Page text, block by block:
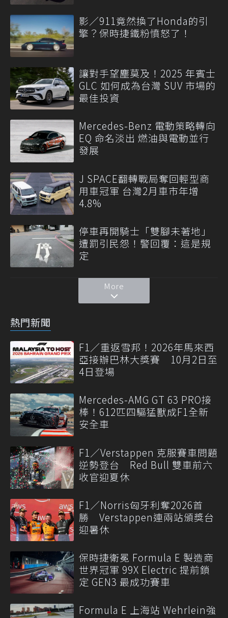
影／911竟然換了Honda的引
擎？保時捷鐵粉憤怒了！
讓對手望塵莫及！2025 年賓士
GLC 如何成為台灣 SUV 市場的
最佳投資
Mercedes-Benz 電動策略轉向
EQ 命名淡出 燃油與電動並行
發展
J SPACE翻轉戰局奪回輕型商
用車冠軍 台灣2月車市年增
4.8%
停車再開騎士「雙腳未著地」
遭罰引民怨！警回覆：這是規
定
More
熱門新聞
F1／重返雪邦！2026年馬來西
亞接辦巴林大獎賽 10月2日至
4日登場
Mercedes-AMG GT 63 PRO接
棒！612匹四驅猛獸成F1全新
安全車
F1／Verstappen 克服賽車問題
逆勢登台 Red Bull 雙車前六
收官迎夏休
F1／Norris匈牙利奪2026首
勝 Verstappen連兩站頒獎台
迎暑休
保時捷衛冕 Formula E 製造商
世界冠軍 99X Electric 提前鎖
定 GEN3 最成功賽車
Formula E 上海站 Wehrlein強